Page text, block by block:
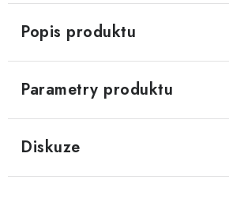
Popis produktu
Parametry produktu
Diskuze